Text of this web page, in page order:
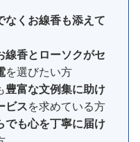
なくお線香も添えて
線香とローソクがセ
を選びたい方
豊富な文例集に助け
ビスを求めている方
でも心を丁寧に届け